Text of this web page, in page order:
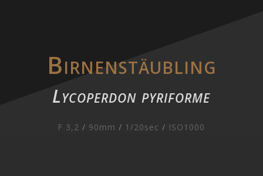
Birnenstäubling
Lycoperdon pyriforme
F 3,2/ 90mm / 1/20sec / ISO1000